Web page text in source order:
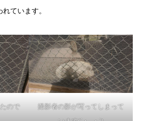
ています。
ので
撮影者の影が写ってしまって